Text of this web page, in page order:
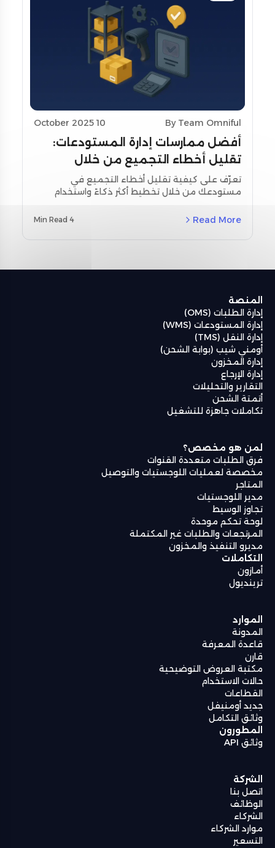
By Team Omniful
10 October 2025
أفضل ممارسات إدارة المستودعات:
تقليل أخطاء التجميع من خلال
تحسين التخطيط واستخدام أدوات
المسح
تعرّف على كيفية تقليل أخطاء التجميع في
مستودعك من خلال تخطيط أكثر ذكاءً واستخدام
مخصصة لمنطقة الشرق الأوسط وشمال أفريقيا
المستودعات من أومنيفل (Omniful WMS).
Read More
4 Min Read
المنصة
إدارة الطلبات (OMS)
إدارة المستودعات (WMS)
إدارة النقل (TMS)
أومني شيب (بوابة الشحن)
إدارة المخزون
إدارة الإرجاع
التقارير والتحليلات
أتمتة الشحن
تكاملات جاهزة للتشغيل
لمن هو مخصص؟
فرق الطلبات متعددة القنوات
مخصصة لعمليات اللوجستيات والتوصيل
المتاجر
مدير اللوجستيات
تجاوز الوسيط
لوحة تحكم موحدة
المرتجعات والطلبات غير المكتملة
مديرو التنفيذ والمخزون
التكاملات
أمازون
ترينديول
الموارد
المدونة
قاعدة المعرفة
قارن
مكتبة العروض التوضيحية
حالات الاستخدام
القطاعات
جديد أومنيفل
وثائق التكامل
المطورون
وثائق API
الشركة
اتصل بنا
الوظائف
الشركاء
موارد الشركاء
التسعير